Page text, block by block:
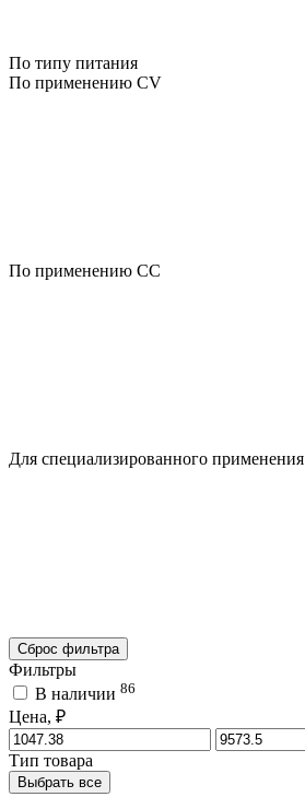
По типу питания
По применению CV
По применению CC
Для специализированного применения
Сброс фильтра
Фильтры
В наличии 86
Цена, ₽
Тип товара
Выбрать все